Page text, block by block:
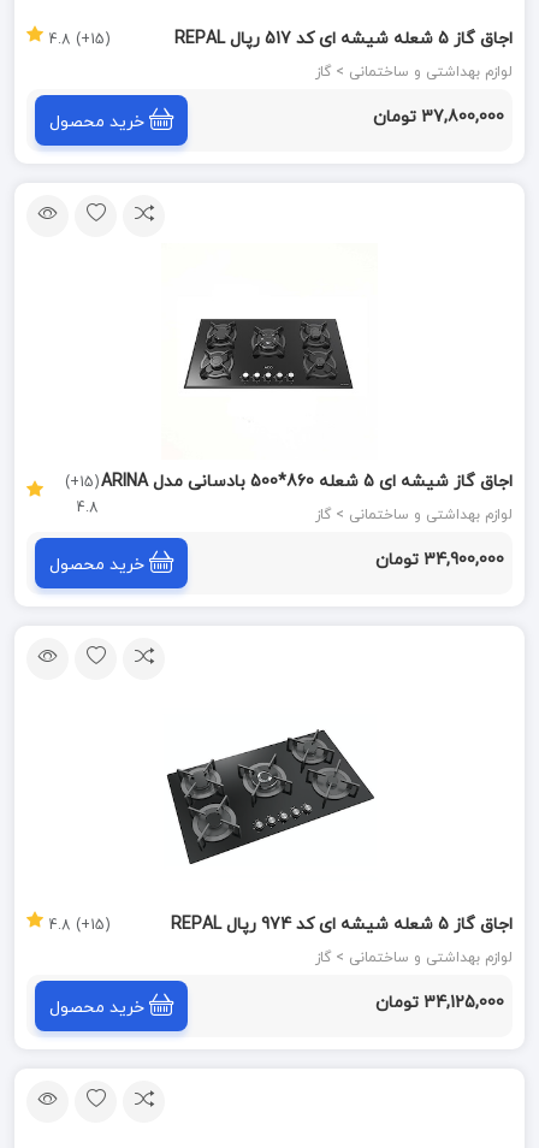
اجاق گاز 5 شعله شیشه ای کد 517 رپال REPAL
لوازم بهداشتی و ساختمانی > گاز
(15+) 4.8
37,800,000 تومان خرید محصول
اجاق گاز شیشه ای 5 شعله 860*500 بادسانی مدل ARINA
آکو ACO
لوازم بهداشتی و ساختمانی > گاز
(15+)
4.8
34,900,000 تومان خرید محصول
اجاق گاز 5 شعله شیشه ای کد 974 رپال REPAL
لوازم بهداشتی و ساختمانی > گاز
(15+) 4.8
34,125,000 تومان خرید محصول